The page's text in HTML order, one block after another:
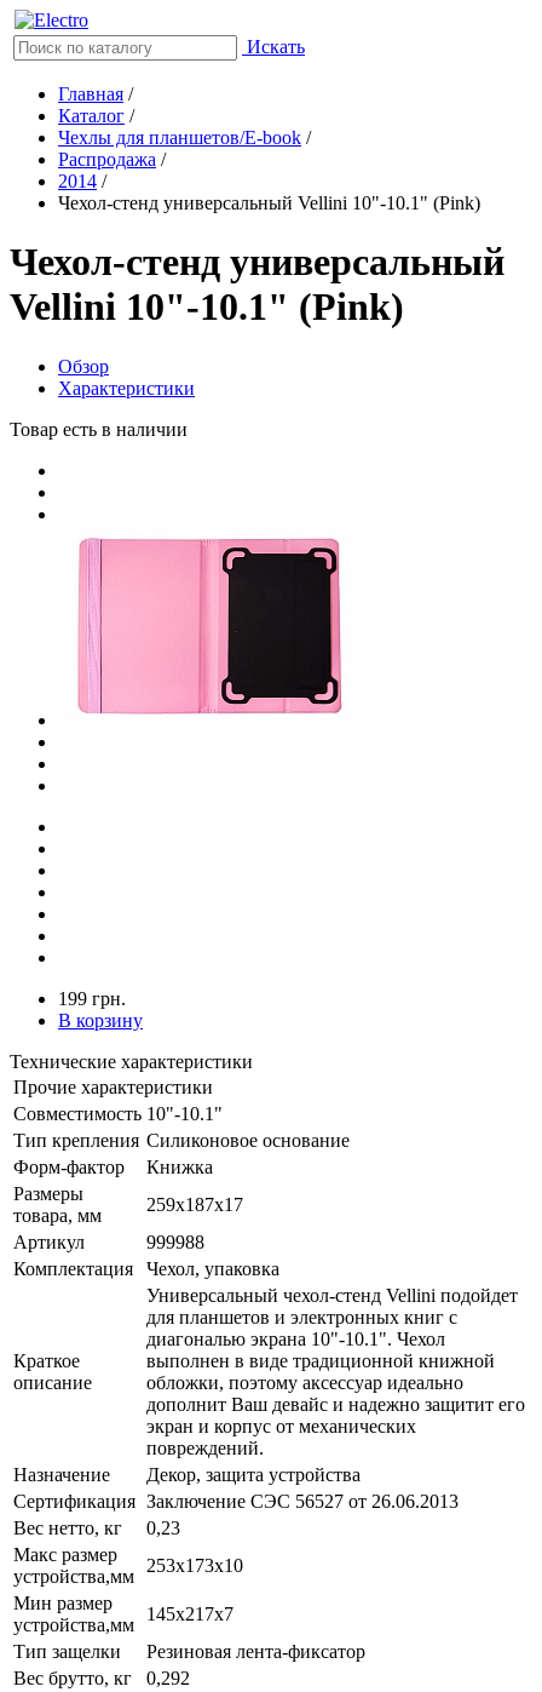
Искать
Главная /
Каталог /
Чехлы для планшетов/E-book /
Распродажа /
2014 /
Чехол-стенд универсальный Vellini 10"-10.1" (Pink)
Чехол-стенд универсальный
Vellini 10"-10.1" (Pink)
Обзор
Характеристики
Товар есть в наличии
199 грн.
В корзину
Технические характеристики
Прочие характеристики
Совместимость 10"-10.1"
Тип крепления Силиконовое основание
Форм-фактор
Книжка
Размеры
товара, мм
259х187x17
Артикул
999988
Комплектация
Чехол, упаковка
Краткое
описание
Универсальный чехол-стенд Vellini подойдет
для планшетов и электронных книг с
диагональю экрана 10"-10.1". Чехол
выполнен в виде традиционной книжной
обложки, поэтому аксессуар идеально
дополнит Ваш девайс и надежно защитит его
экран и корпус от механических
повреждений.
Назначение
Декор, защита устройства
Сертификация Заключение СЭС 56527 от 26.06.2013
Вес нетто, кг
0,23
Макс размер
устройства,мм
253х173x10
Мин размер
устройства,мм
145x217x7
Тип защелки
Резиновая лента-фиксатор
Вес брутто, кг
0,292